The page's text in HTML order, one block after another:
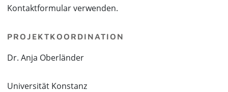
Kontaktformular verwenden.
PROJEKTKOORDINATION
Dr. Anja Oberländer
Universität Konstanz